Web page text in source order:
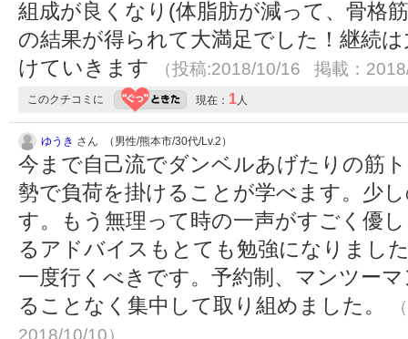
組成が良くなり(体脂肪が減って、骨格
の結果が得られて大満足でした！継続
けていきます
（投稿:2018/10/16 掲載：
このクチコミに 現在： 1人
ゆうき さん （男性/熊本市/30代/Lv.2）
今まで自己流でダンベルあげたりの筋
勢で負荷を掛けることが学べます。少
す。もう無理って時の一声がすごく優
るアドバイスもとても勉強になりまし
一度行くべきです。予約制、マンツー
ることなく集中して取り組めました。
2018/10/10）